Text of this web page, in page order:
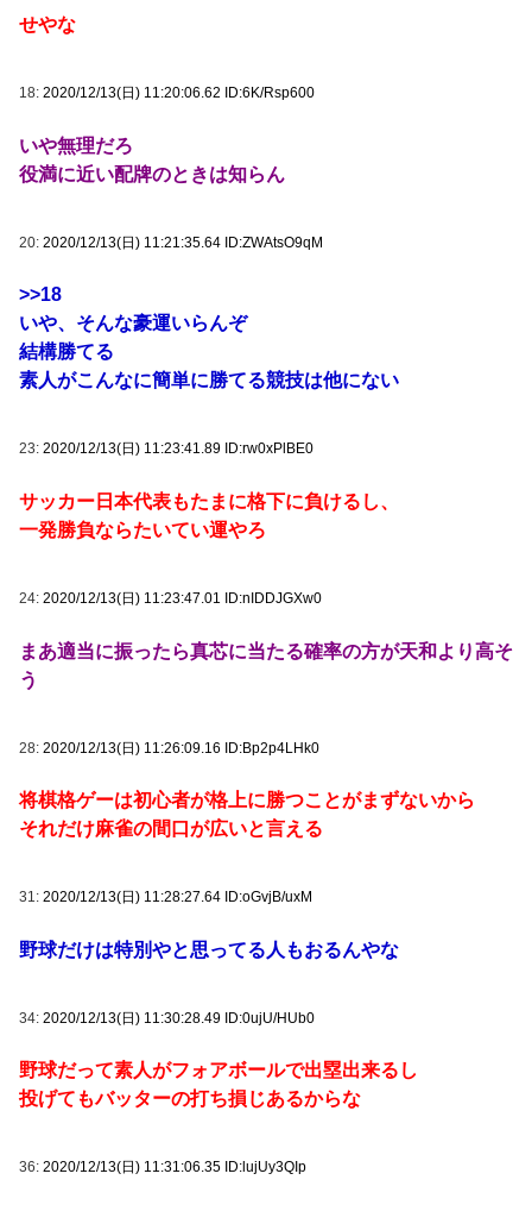
せやな
18: 2020/12/13(日) 11:20:06.62 ID:6K/Rsp600
いや無理だろ
役満に近い配牌のときは知らん
20: 2020/12/13(日) 11:21:35.64 ID:ZWAtsO9qM
>>18
いや、そんな豪運いらんぞ
結構勝てる
素人がこんなに簡単に勝てる競技は他にない
23: 2020/12/13(日) 11:23:41.89 ID:rw0xPlBE0
サッカー日本代表もたまに格下に負けるし、
一発勝負ならたいてい運やろ
24: 2020/12/13(日) 11:23:47.01 ID:nIDDJGXw0
まあ適当に振ったら真芯に当たる確率の方が天和より高そ
う
28: 2020/12/13(日) 11:26:09.16 ID:Bp2p4LHk0
将棋格ゲーは初心者が格上に勝つことがまずないから
それだけ麻雀の間口が広いと言える
31: 2020/12/13(日) 11:28:27.64 ID:oGvjB/uxM
野球だけは特別やと思ってる人もおるんやな
34: 2020/12/13(日) 11:30:28.49 ID:0ujU/HUb0
野球だって素人がフォアボールで出塁出来るし
投げてもバッターの打ち損じあるからな
36: 2020/12/13(日) 11:31:06.35 ID:lujUy3QIp